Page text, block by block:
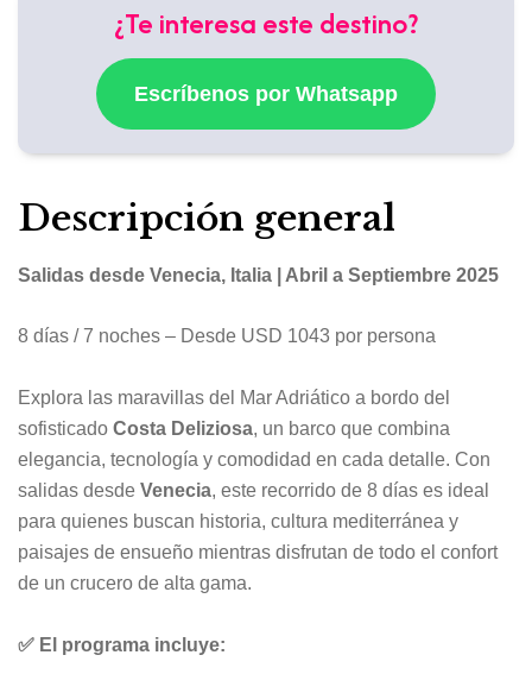
¿Te interesa este destino?
Escríbenos por Whatsapp
Descripción general
Salidas desde Venecia, Italia | Abril a Septiembre 2025
8 días / 7 noches – Desde USD 1043 por persona
Explora las maravillas del Mar Adriático a bordo del
sofisticado Costa Deliziosa, un barco que combina
elegancia, tecnología y comodidad en cada detalle. Con
salidas desde Venecia, este recorrido de 8 días es ideal
para quienes buscan historia, cultura mediterránea y
paisajes de ensueño mientras disfrutan de todo el confort
de un crucero de alta gama.
✅ El programa incluye: